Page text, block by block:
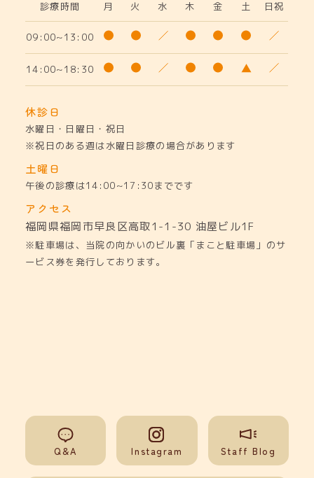
診療時間 月 火 水 木 金 土 日祝
09:00~13:00
14:00~18:30
休診日
水曜日・日曜日・祝日
※祝日のある週は水曜日診療の場合があります
土曜日
午後の診療は14:00~17:30までです
アクセス
福岡県福岡市早良区高取1-1-30 油屋ビル1F
※駐車場は、当院の向かいのビル裏「まこと駐車場」のサ
ービス券を発行しております。
Q&A Instagram Staff Blog